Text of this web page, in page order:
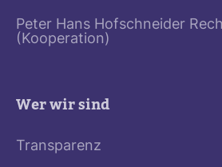
Peter Hans Hofschneider
(Kooperation)
Wer wir sind
Transparenz